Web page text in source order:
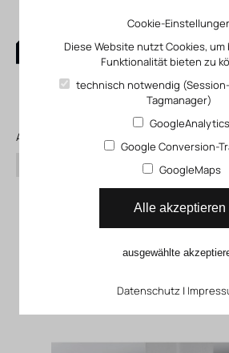
0
Alle Produkte
Zubehör für
Radiendichtungen
Cookie-
Diese Website nutzt Cookies,
Funktionalität bieten zu
technisch notwendig
Tagmanager)
GoogleAnalytics
Google Conversion-
GoogleMaps
Alle akzeptieren
ausgewählte
Datenschutz |